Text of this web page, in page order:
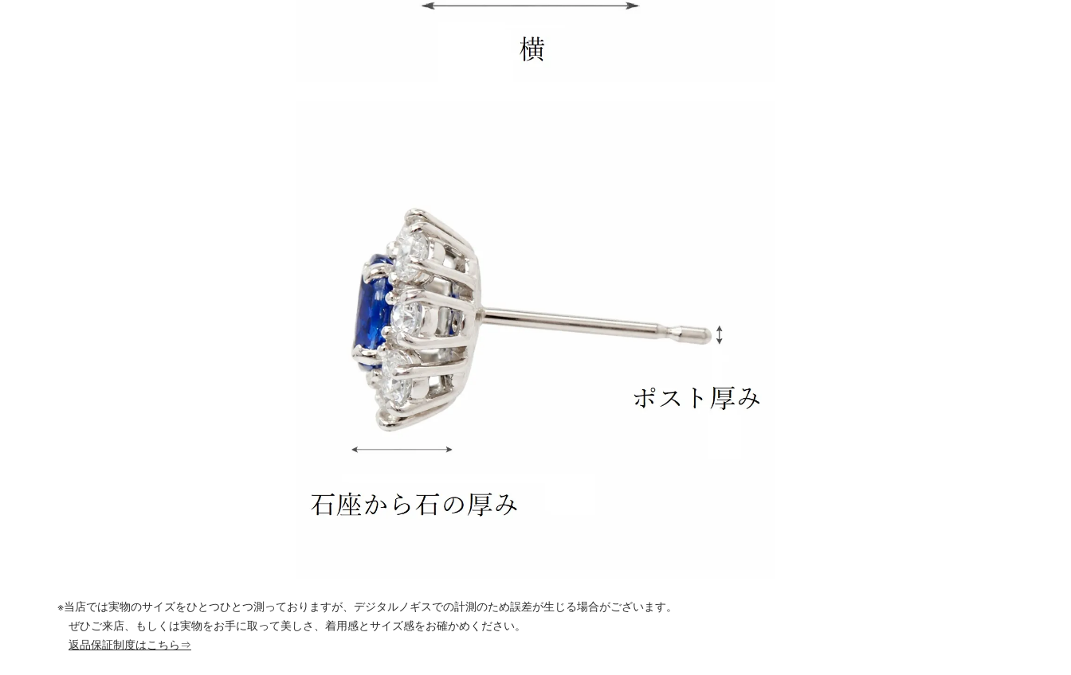
※当店では実物のサイズをひとつひとつ測っておりますが、デジタルノギスでの計測のため誤差が生じる場合がございます。
ぜひご来店、もしくは実物をお手に取って美しさ、着用感とサイズ感をお確かめください。
返品保証制度はこちら⇒